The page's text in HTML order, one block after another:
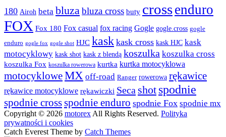
180 Airoh beta bluza bluza cross buty crossenduro
FOX Fox 180 Fox casual fox racing Gogle gogle.cross gogle
enduro gogle fox gogle shot HJC kask kask cross kask HJC kask
motocyklowy kask shot kask z blendą koszulka koszulka cross
koszulka Fox koszulka rowerowa kurtka kurtka motocyklowa
motocykloweMX off-road Ranger rowerowa rękawice
rękawice motocyklowe rękawiczki Seca shot spodnie
spodnie crossspodnie enduro spodnie Fox spodnie mx
Copyright © 2026 motorex All Rights Reserved. Polityka
prywatności i cookies
Catch Everest Theme by Catch Themes